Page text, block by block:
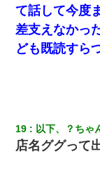
て話して今度
差支えなかっ
ども既読すら
19 以下、？ちゃ
店名ググって